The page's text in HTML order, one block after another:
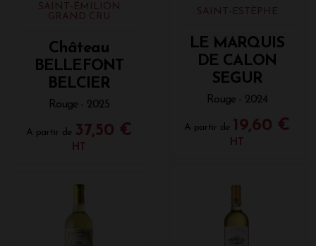
SAINT-ÉMILION
GRAND CRU
Château
BELLEFONT
BELCIER
Rouge - 2025
A partir de 37,50 €
HT
SAINT-ESTÈPHE
LE MARQUIS
DE CALON
SEGUR
Rouge - 2024
A partir de 19,60 €
HT